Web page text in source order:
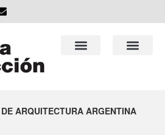
ARQUITECTURA ARGENTINA